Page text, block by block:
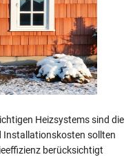
Heizsystems sind die
Installationskosten sollten
berücksichtigt